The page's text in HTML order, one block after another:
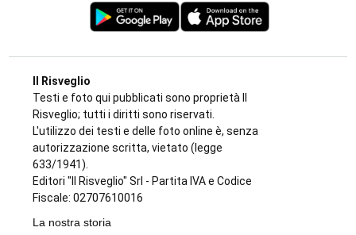
Il Risveglio
Testi e foto qui pubblicati sono proprietà Il
Risveglio; tutti i diritti sono riservati.
L'utilizzo dei testi e delle foto online è, senza
autorizzazione scritta, vietato (legge
633/1941).
Editori "Il Risveglio" Srl - Partita IVA e Codice
Fiscale: 02707610016
La nostra storia